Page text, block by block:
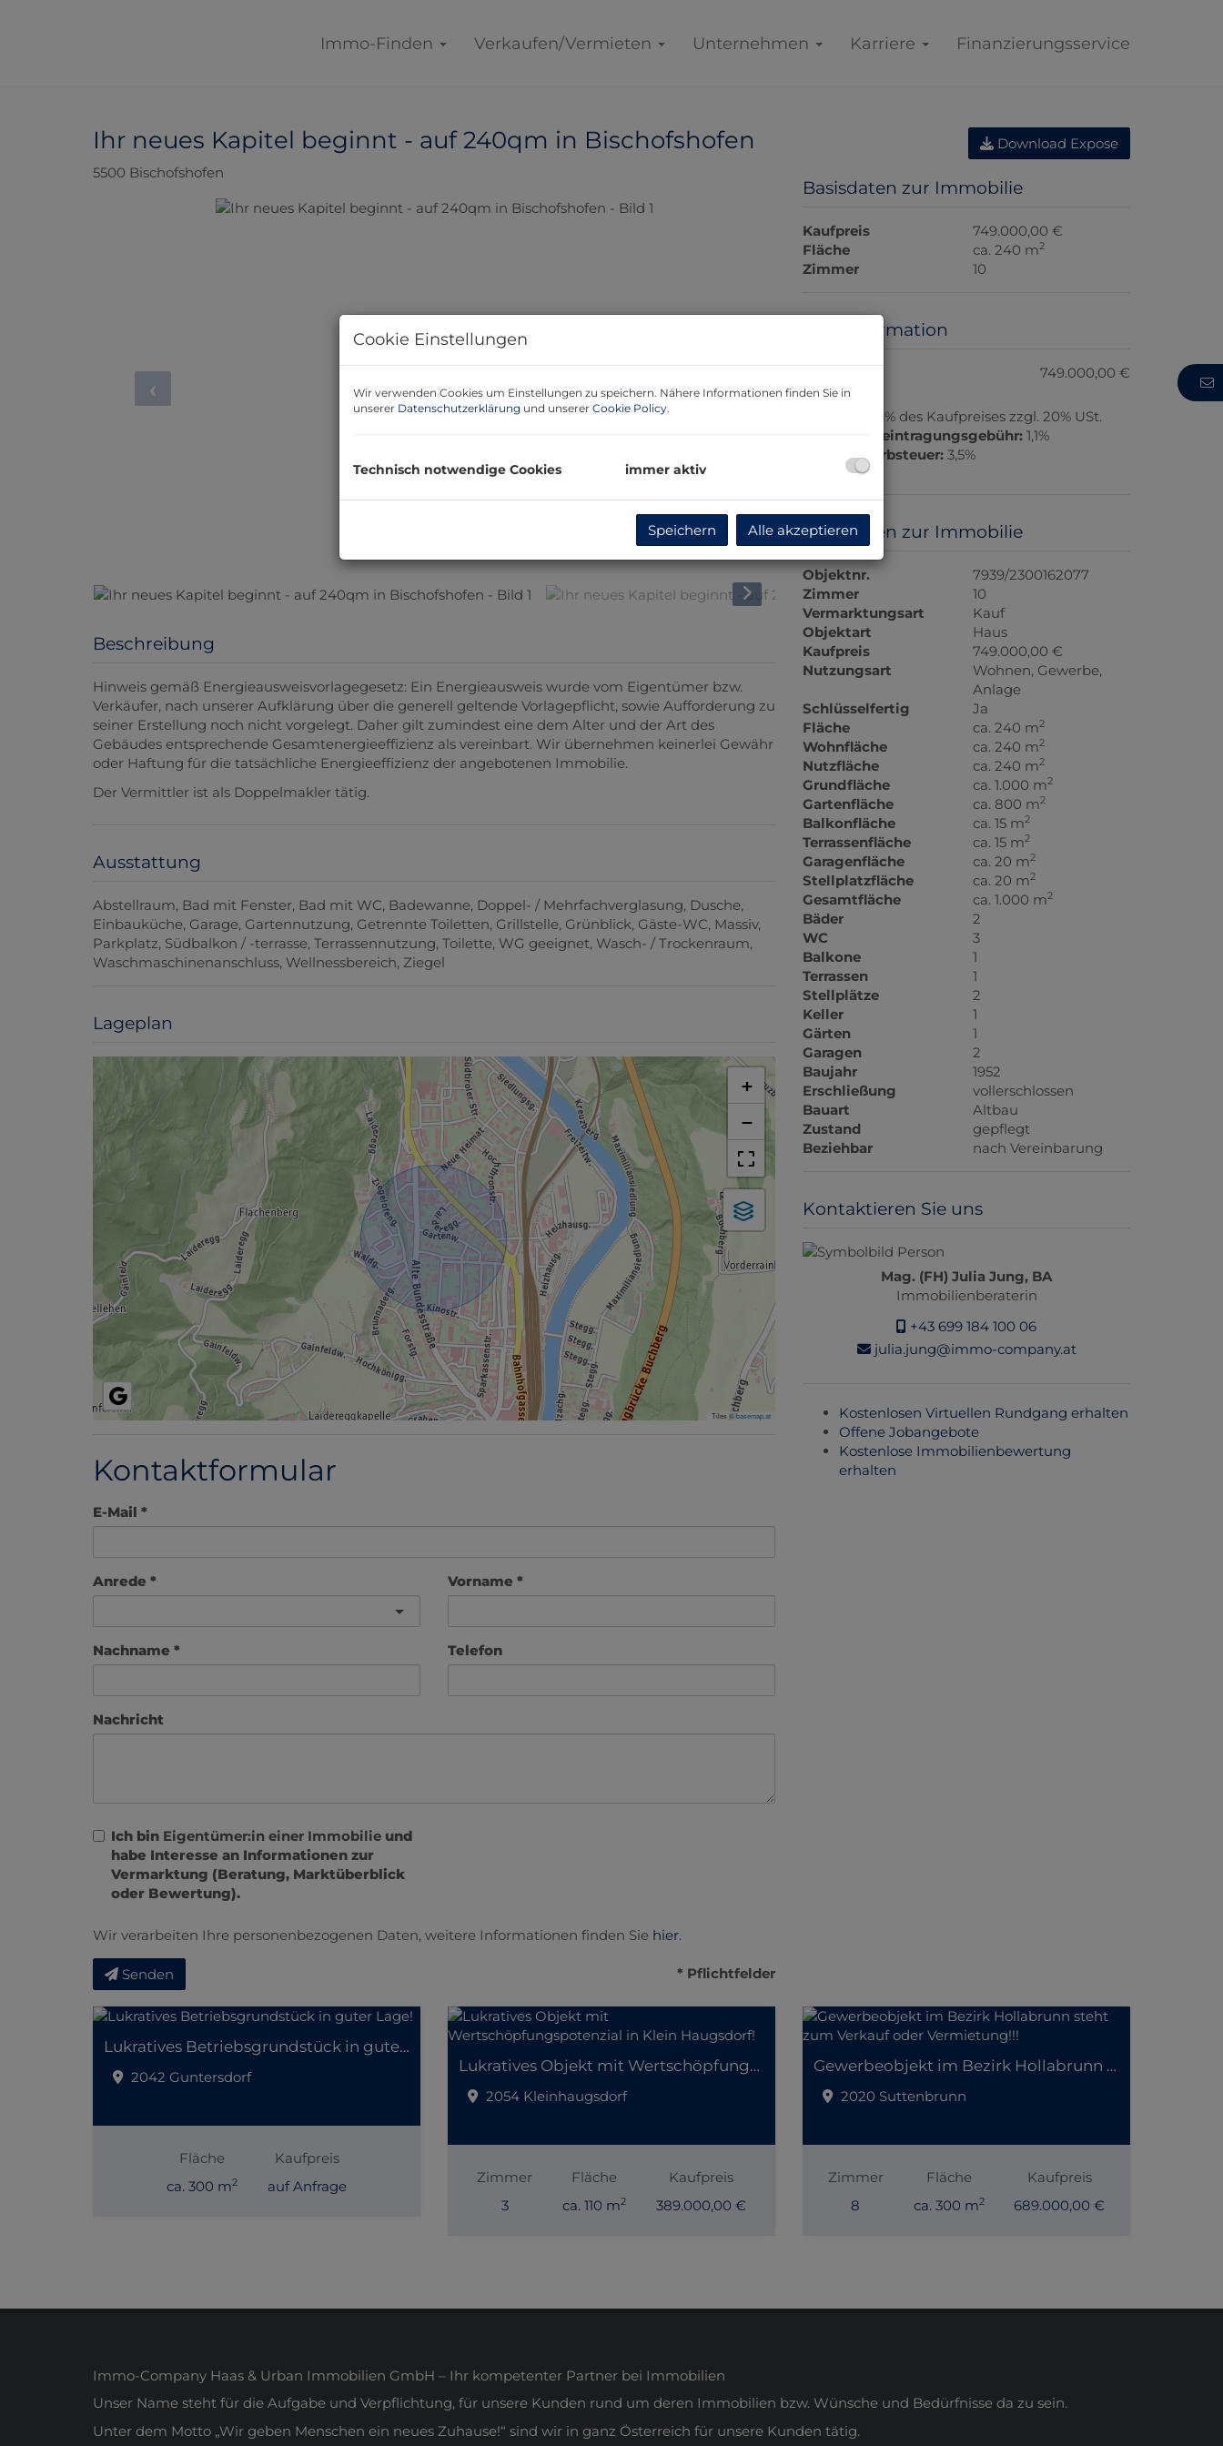
Immo-Finden Verkaufen/Vermieten Unternehmen Karriere Finanzierungsservice
Ihr neues Kapitel beginnt - auf 240qm in Bischofshofen
5500 Bischofshofen
Beschreibung
Hinweis gemäß Energieausweisvorlagegesetz: Ein Energieausweis wurde vom Eigentümer bzw.
Verkäufer, nach unserer Aufklärung über die generell geltende Vorlagepflicht, sowie Aufforderung zu
seiner Erstellung noch nicht vorgelegt. Daher gilt zumindest eine dem Alter und der Art des
Gebäudes entsprechende Gesamtenergieeffizienz als vereinbart. Wir übernehmen keinerlei Gewähr
oder Haftung für die tatsächliche Energieeffizienz der angebotenen Immobilie.
Der Vermittler ist als Doppelmakler tätig.
Ausstattung
Abstellraum Bad mit Fenster Bad mit WC Badewanne Doppel- / Mehrfachverglasung Dusche
Einbauküche Garage Gartennutzung Getrennte Toiletten Grillstelle Grünblick Gäste-WC Massiv
Parkplatz Südbalkon / -terrasse Terrassennutzung Toilette WG geeignet Wasch- / Trockenraum
Waschmaschinenanschluss Wellnessbereich Ziegel
Lageplan
+
−
Tiles ©basemap.at
Kontaktformular
E-Mail
Anrede Vorname
Nachname Telefon
Nachricht
Ich bin Eigentümer:in einer Immobilie und
habe Interesse an Informationen zur
Vermarktung (Beratung, Marktüberblick
oder Bewertung).
Wir verarbeiten Ihre personenbezogenen Daten, weitere Informationen finden Sie hier.
Senden * Pflichtfelder
Download Expose
Basisdaten zur Immobilie
Kaufpreis
749.000,00 €
Fläche
ca. 240 m2
Zimmer 10
Preisinformation
749.000,00 €
3% des Kaufpreises zzgl. 20% USt.
Grundbucheintragungsgebühr: 1,1%
Grunderwerbsteuer: 3,5%
Basisdaten zur Immobilie
Objektnr.
7939/2300162077
Zimmer
10
Vermarktungsart
Kauf
Objektart
Haus
Kaufpreis
749.000,00 €
Nutzungsart
Wohnen Gewerbe
Anlage
Schlüsselfertig
Ja
Fläche
ca. 240 m2
Wohnfläche ca. 240 m2
Nutzfläche ca. 240 m2
Grundfläche ca. 1.000 m2
Gartenfläche ca. 800 m2
Balkonfläche ca. 15 m2
Terrassenfläche ca. 15 m2
Garagenfläche ca. 20 m2
Stellplatzfläche ca. 20 m2
Gesamtfläche ca. 1.000 m2
Bäder
2
WC
3
Balkone
1
Terrassen
1
Stellplätze
2
Keller
1
Gärten
1
Garagen
2
Baujahr
1952
Erschließung
vollerschlossen
Bauart
Altbau
Zustand
gepflegt
Beziehbar
nach Vereinbarung
Kontaktieren Sie uns
Mag. (FH) Julia Jung, BA
Immobilienberaterin
+43 699 184 100 06
julia.jung@immo-company.at
Kostenlosen Virtuellen Rundgang erhalten
Offene Jobangebote
Kostenlose Immobilienbewertung
erhalten
Lukratives Betriebsgrundstück in guter Lage!
2042 Guntersdorf
Fläche
ca. 300 m2
Kaufpreis
auf Anfrage
Lukratives Objekt mit Wertschöpfungspotenzial in Klein Haugsdorf!
2054 Kleinhaugsdorf
Zimmer
3
Fläche
ca. 110 m2
Kaufpreis
389.000,00 €
Gewerbeobjekt im Bezirk Hollabrunn steht zum Verkauf oder Vermietung!!!
2020 Suttenbrunn
Zimmer
8
Fläche
ca. 300 m2
Kaufpreis
689.000,00 €
Immo-Company Haas & Urban Immobilien GmbH – Ihr kompetenter Partner bei Immobilien
Unser Name steht für die Aufgabe und Verpflichtung, für unsere Kunden rund um deren Immobilien bzw. Wünsche und Bedürfnisse da zu sein.
Unter dem Motto „Wir geben Menschen ein neues Zuhause!“ sind wir in ganz Österreich für unsere Kunden tätig.
Cookie Einstellungen
Wir verwenden Cookies um Einstellungen zu speichern. Nähere Informationen finden Sie in
unserer Datenschutzerklärung und unserer Cookie Policy.
Technisch notwendige Cookies immer aktiv
Speichern Alle akzeptieren